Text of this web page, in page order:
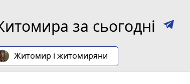
за сьогодні
Житомир і житомиряни